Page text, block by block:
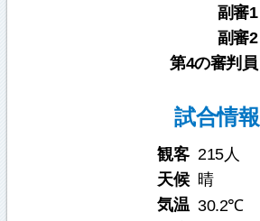
副審1
副審2
第4の審判員
試合情報
観客 215人
天候 晴
気温 30.2℃